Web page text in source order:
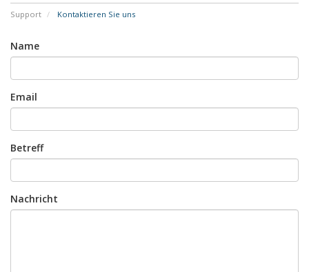
Support Kontaktieren Sie uns
Name
Email
Betreff
Nachricht